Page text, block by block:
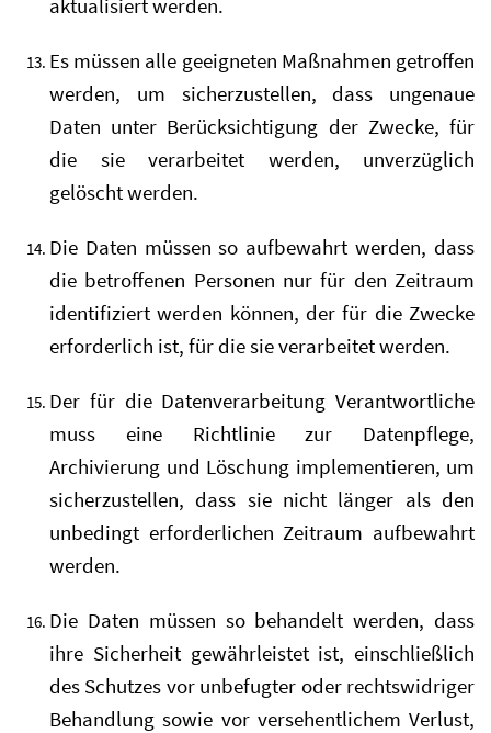
aktualisiert werden.
Es müssen alle geeigneten Maßnahmen getroffen
werden, um sicherzustellen, dass ungenaue
Daten unter Berücksichtigung der Zwecke, für
die sie verarbeitet werden, unverzüglich
gelöscht werden.
Die Daten müssen so aufbewahrt werden, dass
die betroffenen Personen nur für den Zeitraum
identifiziert werden können, der für die Zwecke
erforderlich ist, für die sie verarbeitet werden.
Der für die Datenverarbeitung Verantwortliche
muss eine Richtlinie zur Datenpflege,
Archivierung und Löschung implementieren, um
sicherzustellen, dass sie nicht länger als den
unbedingt erforderlichen Zeitraum aufbewahrt
werden.
Die Daten müssen so behandelt werden, dass
ihre Sicherheit gewährleistet ist, einschließlich
des Schutzes vor unbefugter oder rechtswidriger
Behandlung sowie vor versehentlichem Verlust,